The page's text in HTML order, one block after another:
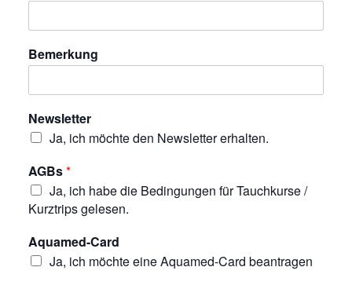
Bemerkung
Newsletter
Ja, ich möchte den Newsletter erhalten.
AGBs*
Ja, ich habe die Bedingungen für Tauchkurse /
Kurztrips gelesen.
Aquamed-Card
Ja, ich möchte eine Aquamed-Card beantragen